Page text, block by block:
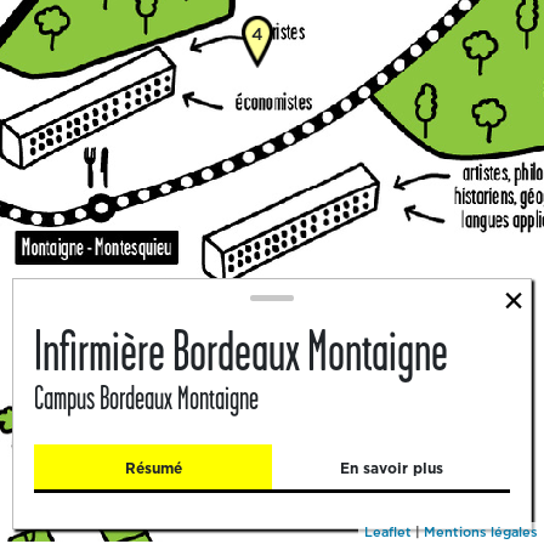
4
×
Infirmière Bordeaux Montaigne
Campus Bordeaux Montaigne
Résumé En savoir plus
Leaflet|Mentions légales